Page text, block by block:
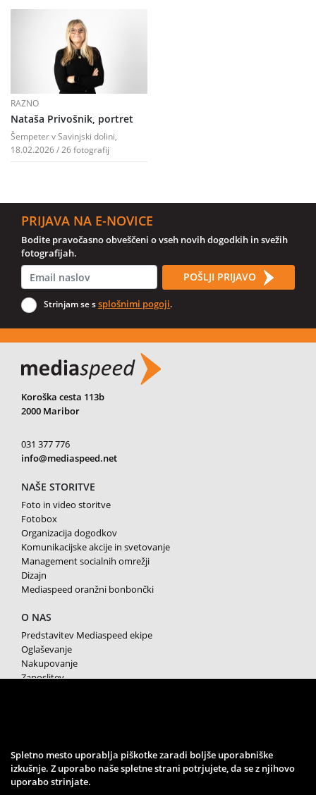
RAZNO
Nataša Privošnik, portret
Šempeter v Savinjski dolini,
18.02.2026 / 26 fotografij
PRIJAVA NA E-NOVICE
Bodite pravočasno obveščeni o vseh novih dogodkih in svežih
fotografijah.
POŠLJI PRIJAVO
Strinjam se ssplošnimi pogoji.
Koroška cesta 113b
2000 Maribor
031 377 776
info@mediaspeed.net
NAŠE STORITVE
Foto in video storitve
Fotobox
Organizacija dogodkov
Komunikacijske akcije in svetovanje
Management socialnih omrežji
Dizajn
Mediaspeed oranžni bonbončki
O NAS
Predstavitev Mediaspeed ekipe
Oglaševanje
Nakupovanje
Zaposlitev
SPREMLJAJTE NAS
Spletno mesto uporablja piškotke zaradi boljše uporabniške
izkušnje. Z uporabo naše spletne strani potrjujete, da se z njihovo
uporabo strinjate.